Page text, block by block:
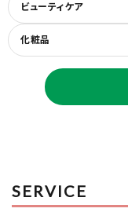
ビューティケア
化粧品
SERVICE